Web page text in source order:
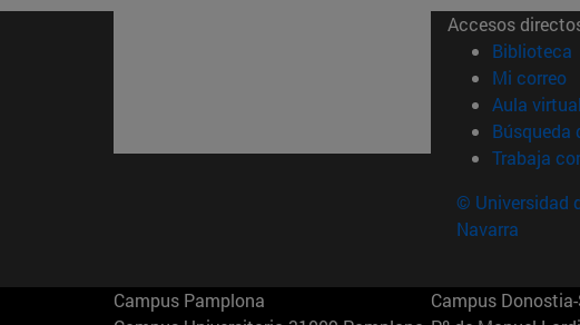
Accesos
Biblioteca
Mi correo
Aula
Búsqueda
Trabaja
© Universidad
Navarra
Campus Pamplona
Campus